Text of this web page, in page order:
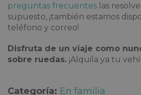
preguntas frecuentes las
supuesto, ¡también estamos
teléfono y correo!
Disfruta de un viaje como
sobre ruedas. ¡Alquila ya tu
Categoría: En familia